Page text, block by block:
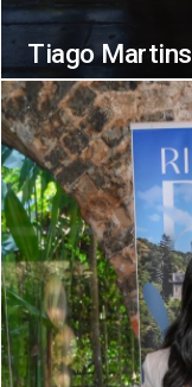
Tiago Martins